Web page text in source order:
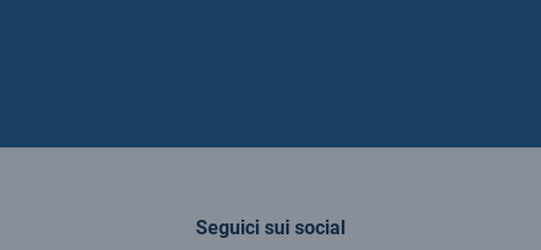
Seguici sui social